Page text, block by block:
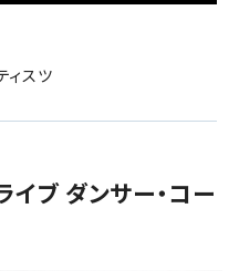
ィスツ
イブ ダンサー・コー